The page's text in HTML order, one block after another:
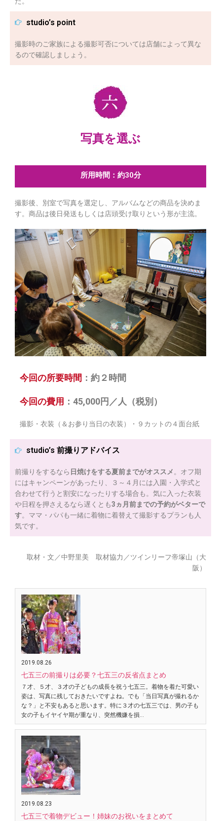
studio’s point
撮影時のご家族による撮影可否については店舗によって異な
るので確認しましょう。
写真を選ぶ
所用時間：約30分
撮影後、別室で写真を選定し、アルバムなどの商品を決めま
す。商品は後日発送もしくは店頭受け取りという形が主流。
今回の所要時間 ：約２時間
今回の費用 ：45,000円／人（税別）
撮影・衣装（＆お参り当日の衣装）・９カットの４面台紙
studio’s 前撮りアドバイス
前撮りをするなら 日焼けをする夏前までがオススメ 。オフ期
にはキャンペーンがあったり、３～４月には入園・入学式と
合わせて行うと割安になったりする場合も。気に入った衣装
や日程を押さえるなら遅くとも3ヵ月前までの予約がベターで
す。ママ・パパも一緒に着物に着替えて撮影するプランも人
気です。
取材・文／中野里美 取材協力／ツインリーフ帝塚山（大
阪）
2019.08.26
七五三の前撮りは必要？七五三の反省点まとめ
７才、５才、３才の子どもの成長を祝う七五三。着物を着た可愛い
姿は、写真に残しておきたいですよね。でも「当日写真が撮れるか
な？」と不安もあると思います。特に３才の七五三では、男の子も
女の子もイヤイヤ期が重なり、突然機嫌を損…
2019.08.23
七五三で着物デビュー！姉妹のお祝いをまとめて